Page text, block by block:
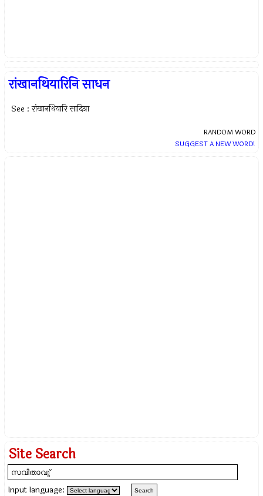
रांखानथियारिनि साधन
See : रांखानथियारि सादिग्रा
RANDOM WORD
SUGGEST A NEW WORD!
Site Search
Input language: